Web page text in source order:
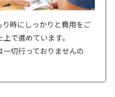
時にしっかりと費用をご
で進めています。
切行っておりませんの